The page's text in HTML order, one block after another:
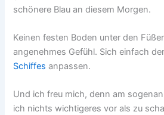
schönere Blau an diesem Morgen.
Keinen festen Boden unter den
angenehmes Gefühl. Sich einfach
Schiffesanpassen.
Und ich freu mich, denn am
ich nichts wichtigeres vor als zu